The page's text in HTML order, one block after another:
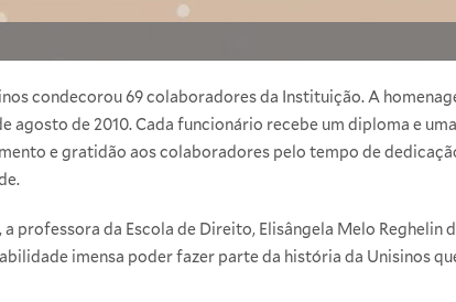
condecorou 69 colaboradores da Instituição. A
agosto de 2010. Cada funcionário recebe um diploma e
e gratidão aos colaboradores pelo tempo de
a professora da Escola de Direito, Elisângela Melo Reghelin
imensa poder fazer parte da história da Unisinos